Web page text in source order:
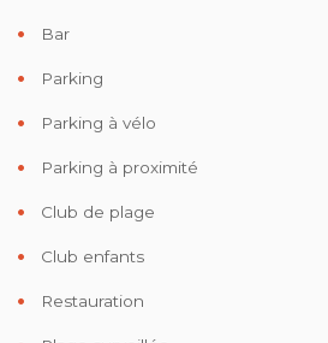
Bar
Parking
Parking à vélo
Parking à proximité
Club de plage
Club enfants
Restauration